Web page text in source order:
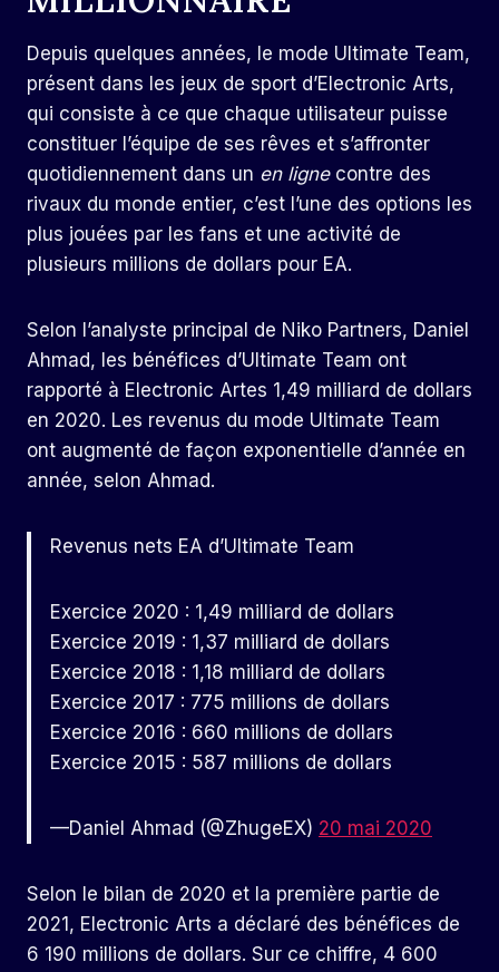
Depuis quelques années, le mode Ultimate Team,
présent dans les jeux de sport d’Electronic Arts,
qui consiste à ce que chaque utilisateur puisse
constituer l’équipe de ses rêves et s’affronter
quotidiennement dans un en lignecontre des
rivaux du monde entier, c’est l’une des options les
plus jouées par les fans et une activité de
plusieurs millions de dollars pour EA.
Selon l’analyste principal de Niko Partners, Daniel
Ahmad, les bénéfices d’Ultimate Team ont
rapporté à Electronic Artes 1,49 milliard de dollars
en 2020. Les revenus du mode Ultimate Team
ont augmenté de façon exponentielle d’année en
année, selon Ahmad.
Revenus nets EA d’Ultimate Team
Exercice 2020 : 1,49 milliard de dollars
Exercice 2019 : 1,37 milliard de dollars
Exercice 2018 : 1,18 milliard de dollars
Exercice 2017 : 775 millions de dollars
Exercice 2016 : 660 millions de dollars
Exercice 2015 : 587 millions de dollars
—Daniel Ahmad (@ZhugeEX) 20 mai 2020
Selon le bilan de 2020 et la première partie de
2021, Electronic Arts a déclaré des bénéfices de
6 190 millions de dollars. Sur ce chiffre, 4 600